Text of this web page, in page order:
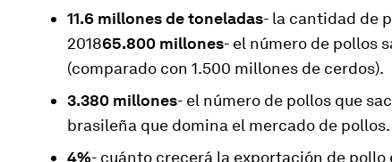
11.6 millones de toneladas- la cantidad de
201865.800 millones- el número de pollos
(comparado con 1.500 millones de cerdos).
3.380 millones- el número de pollos que
brasileña que domina el mercado de pollos.
4%- cuánto crecerá la exportación de pollo